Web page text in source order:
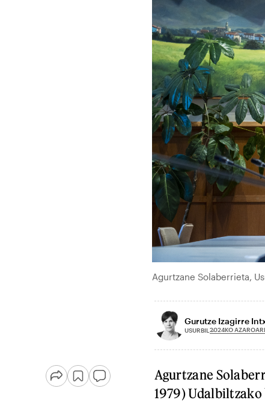
Agurtzane Solaberrieta,
Gurutze Izagirre
USURBIL 2024KO
Agurtzane
1979)